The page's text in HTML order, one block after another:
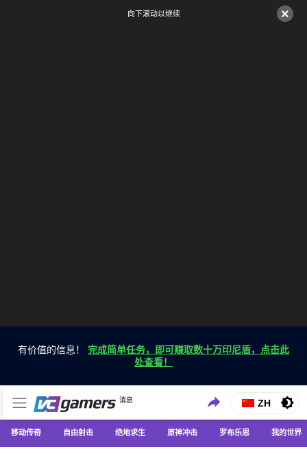
×
向下滚动以继续
有价值的信息！ 完成简单任务，即可赚取数十万印尼盾，点击此
处查看！
VC游戏新闻
消息
仅在 VCGamers 获取最新的游戏新闻
ZH
移动传奇 自由射击 绝地求生 原神冲击 罗布乐思 我的世界